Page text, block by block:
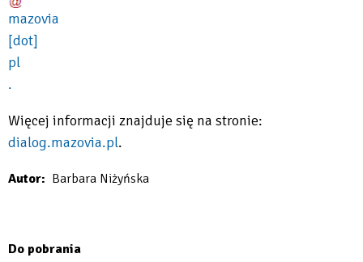
mazovia
[dot]
pl
.
Więcej informacji znajduje się na stronie:
dialog.mazovia.pl
open
tab
.
Autor Barbara Niżyńska
Do pobrania